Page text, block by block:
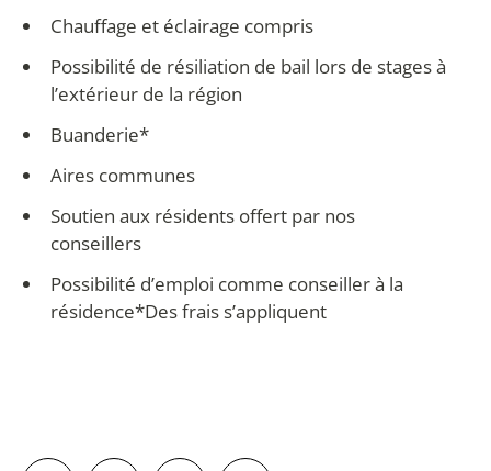
Chauffage et éclairage compris
Possibilité de résiliation de bail lors de stages à
l’extérieur de la région
Buanderie*
Aires communes
Soutien aux résidents offert par nos
conseillers
Possibilité d’emploi comme conseiller à la
résidence*Des frais s’appliquent